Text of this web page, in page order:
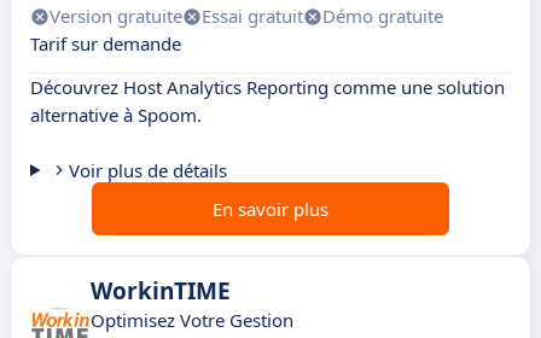
Version gratuite Essai gratuit
Démo gratuite
Tarif sur demande
Découvrez Host Analytics Reporting comme une solution
alternative à Spoom.
Voir plus de détails
En savoir plus
WorkinTIME
Optimisez Votre Gestion